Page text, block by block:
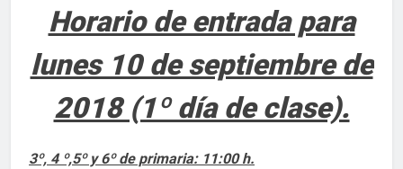
Horario de entrada para
lunes 10 de septiembre de
2018 (1º día de clase).
3º, 4 º,5º y 6º de primaria: 11:00 h.